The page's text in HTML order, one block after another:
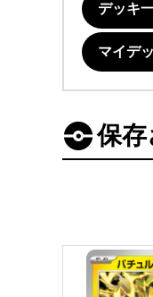
デッキ
マイデ
保